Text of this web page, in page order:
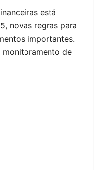
está
novas regras para
importantes.
monitoramento de